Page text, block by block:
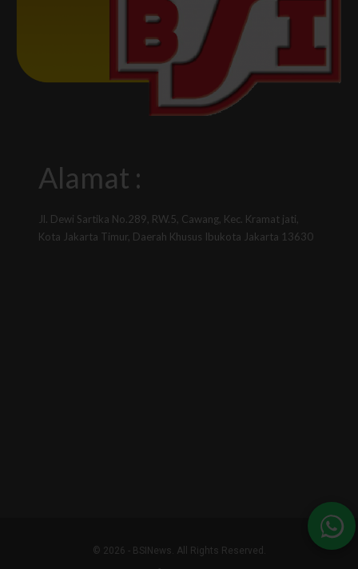
Alamat :
Jl. Dewi Sartika No.289, RW.5, Cawang, Kec. Kramat jati,
Kota Jakarta Timur, Daerah Khusus Ibukota Jakarta 13630
© 2026 - BSINews. All Rights Reserved.